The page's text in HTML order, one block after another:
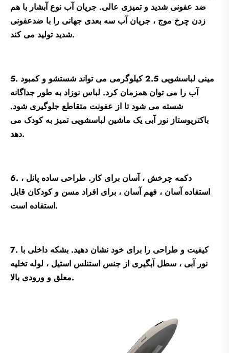
ضد عفونی شدید و تمیزی عالی. جریان آب نوع آبشار با هم
زدن چرخ موج ، جریان آب سه بعدی جهانی را با ضدعفونی
شدید تولید می کند.
5. مینی لباسشویی 2.5 کیلوگرمی می تواند شستشو و کمبود
آب را می توان همزمان کرد. لباس نوزاد به طور جداگانه
شسته می شود تا از عفونت متقاطع جلوگیری شود.
باکتریوستاز نور آبی یک ماشین لباسشویی تمیز به کودک می
دهد.
6. دکمه چرخش ، آسان برای کار. طراحی ساده پانل ،
استفاده آسان ، فهم آسان ، برای افراد مسن و کودکان قابل
استفاده است.
7. کیفیت و طراحی را برای خود نشان دهید. بشکه داخلی با
نور آبی ، سطل آبگیری از جنس استنلس استیل ، لوله تخلیه
معلق و ورودی بالا.